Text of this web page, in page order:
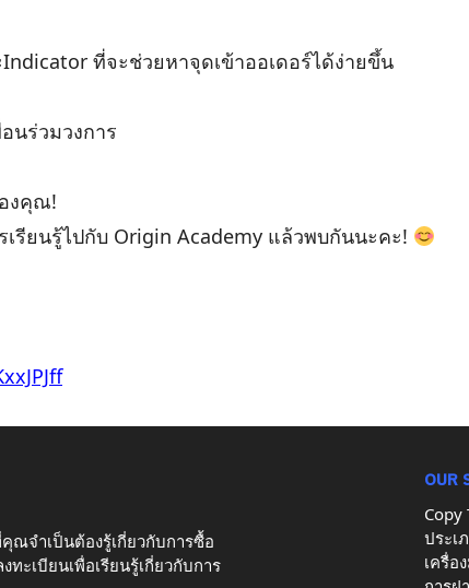
ที่จะช่วยหาจุดเข้าออเดอร์ได้ง่ายขึ้น
นร่วมวงการ
งคุณ!
รียนรู้ไปกับ Origin Academy แล้วพบกันนะคะ!
ณจำเป็นต้องรู้เกี่ยวกับการซื้อ
ะเบียนเพื่อเรียนรู้เกี่ยวกับการ
OUR
Copy
ประ
เครื่อ